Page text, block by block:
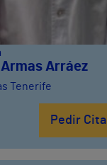
Armas Arráez
Tenerife
Pedir Cita